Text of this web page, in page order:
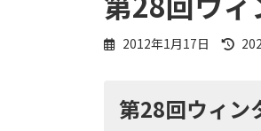
2012年1月17日
最
日
第28回ウィン